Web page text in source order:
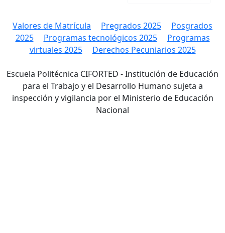
Valores de Matrícula Pregrados 2025
Posgrados
2025
Programas tecnológicos 2025
Programas
virtuales 2025
Derechos Pecuniarios 2025
Escuela Politécnica CIFORTED - Institución de Educación
para el Trabajo y el Desarrollo Humano sujeta a
inspección y vigilancia por el Ministerio de Educación
Nacional